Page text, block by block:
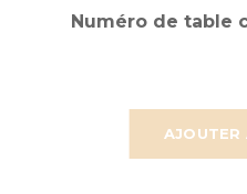
AJOUTER
Numéro de table